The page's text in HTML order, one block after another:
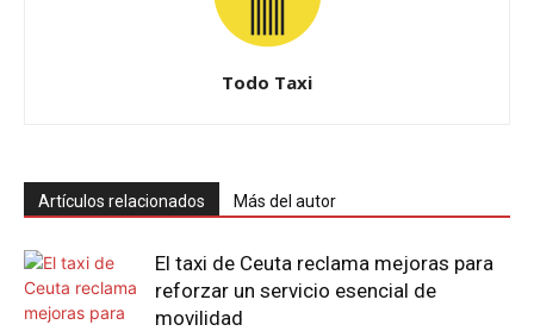
Todo Taxi
Artículos relacionados Más del autor
El taxi de Ceuta reclama mejoras para
reforzar un servicio esencial de
movilidad